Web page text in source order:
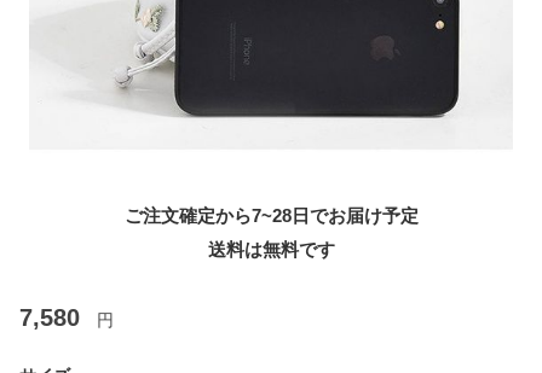
ご注文確定から7~28日でお届け予定
送料は無料です
7,580 円